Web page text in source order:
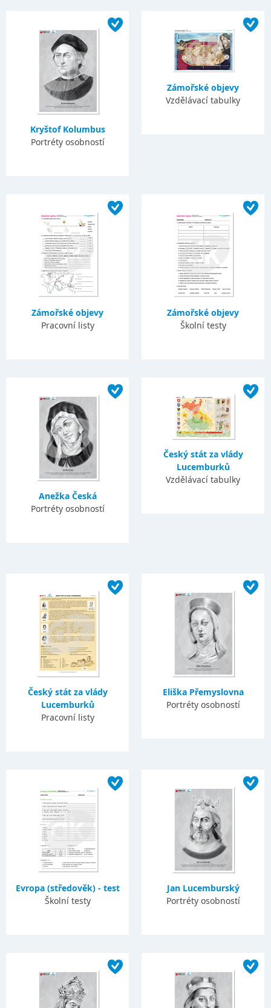
Kryštof Kolumbus
Portréty osobností
Zámořské objevy
Vzdělávací tabulky
Zámořské objevy
Pracovní listy
Zámořské objevy
Školní testy
Anežka Česká
Portréty osobností
Český stát za vlády
Lucemburků
Vzdělávací tabulky
Český stát za vlády
Lucemburků
Pracovní listy
Eliška Přemyslovna
Portréty osobností
Evropa (středověk) - test
Školní testy
Jan Lucemburský
Portréty osobností